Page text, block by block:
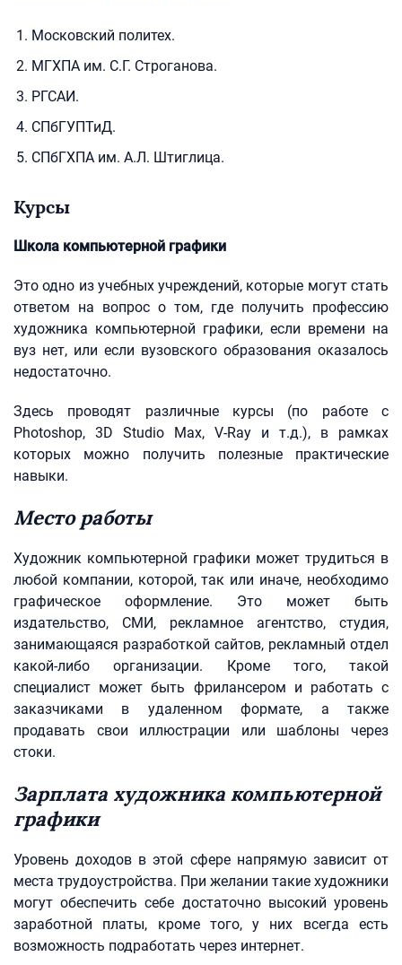
Московский политех.
МГХПА им. С.Г. Строганова.
РГСАИ.
СПбГУПТиД.
СПбГХПА им. А.Л. Штиглица.
Курсы
Школа компьютерной графики
Это одно из учебных учреждений, которые могут стать
ответом на вопрос о том, где получить профессию
художника компьютерной графики, если времени на
вуз нет, или если вузовского образования оказалось
недостаточно.
Здесь проводят различные курсы (по работе с
Photoshop, 3D Studio Max, V-Ray и т.д.), в рамках
которых можно получить полезные практические
навыки.
Место работы
Художник компьютерной графики может трудиться в
любой компании, которой, так или иначе, необходимо
графическое оформление. Это может быть
издательство, СМИ, рекламное агентство, студия,
занимающаяся разработкой сайтов, рекламный отдел
какой-либо организации. Кроме того, такой
специалист может быть фрилансером и работать с
заказчиками в удаленном формате, а также
продавать свои иллюстрации или шаблоны через
стоки.
Зарплата художника компьютерной
графики
Уровень доходов в этой сфере напрямую зависит от
места трудоустройства. При желании такие художники
могут обеспечить себе достаточно высокий уровень
заработной платы, кроме того, у них всегда есть
возможность подработать через интернет.